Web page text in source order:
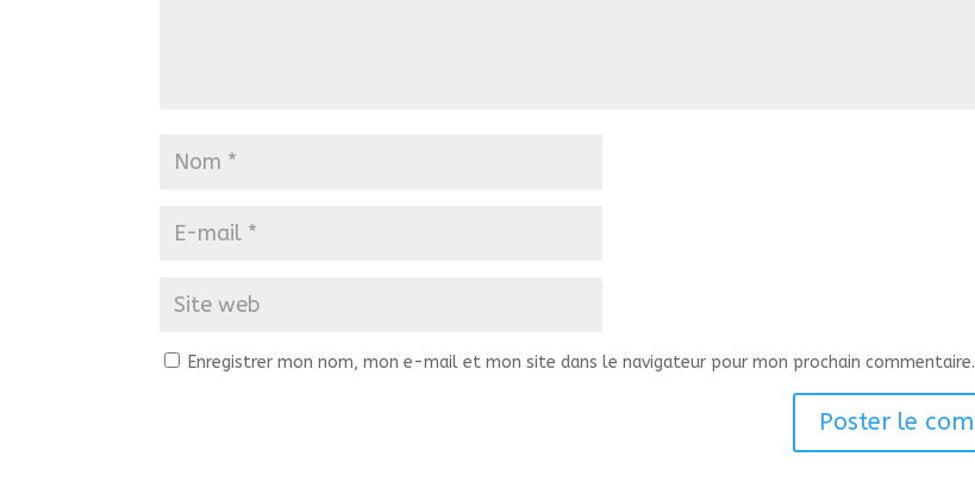
Enregistrer mon nom, mon e-mail et mon site dans le navigateur pour mon prochain commentaire.